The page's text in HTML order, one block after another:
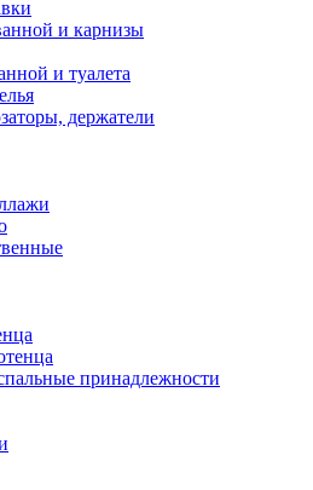
и карнизы
и туалета
держатели
принадлежности